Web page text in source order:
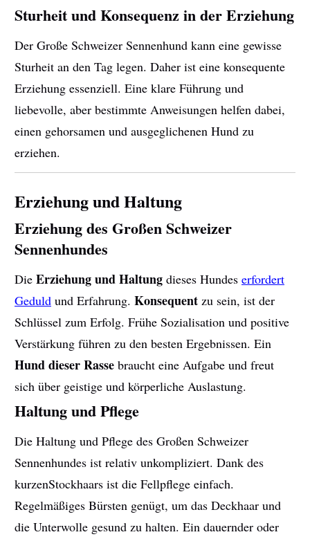
Sturheit und Konsequenz in der Erziehung
Der Große Schweizer Sennenhund kann eine gewisse
Sturheit an den Tag legen. Daher ist eine konsequente
Erziehung essenziell. Eine klare Führung und
liebevolle, aber bestimmte Anweisungen helfen dabei,
einen gehorsamen und ausgeglichenen Hund zu
erziehen.
Erziehung und Haltung
Erziehung des Großen Schweizer
Sennenhundes
Die Erziehung und Haltung dieses Hundes erfordert
Geduld und Erfahrung. Konsequent zu sein, ist der
Schlüssel zum Erfolg. Frühe Sozialisation und positive
Verstärkung führen zu den besten Ergebnissen. Ein
Hund dieser Rasse braucht eine Aufgabe und freut
sich über geistige und körperliche Auslastung.
Haltung und Pflege
Die Haltung und Pflege des Großen Schweizer
Sennenhundes ist relativ unkompliziert. Dank des
kurzenStockhaars ist die Fellpflege einfach.
Regelmäßiges Bürsten genügt, um das Deckhaar und
die Unterwolle gesund zu halten. Ein dauernder oder